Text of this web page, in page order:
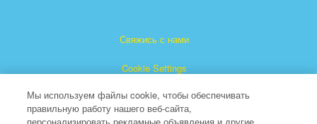
Свяжись с нами
Cookie Settings
Мы используем файлы cookie, чтобы обеспечивать
правильную работу нашего веб-сайта,